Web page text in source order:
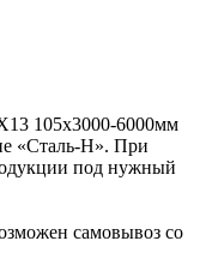
105х3000-6000мм
«Сталь-Н». При
под нужный
самовывоз со